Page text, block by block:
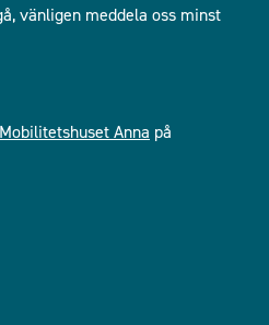
vänligen meddela oss minst
Mobilitetshuset Anna på